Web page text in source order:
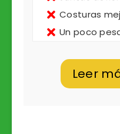
Costuras
Un poco
Leer